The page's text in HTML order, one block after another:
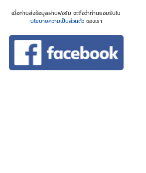
เมื่อท่านส่งข้อมูลผ่านฟอร์ม จะถือว่าท่านยอมรับใน
นโยบายความเป็นส่วนตัวของเรา